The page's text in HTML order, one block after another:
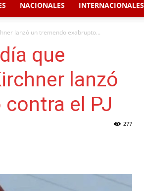
NAINECK
NACIONALES INTERNACIONALES
lanzó un tremendo exabrupto...
que
lanzó
el PJ
277